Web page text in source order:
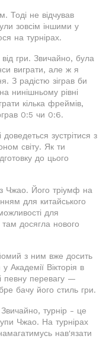
Тоді не відчував
зовсім іншими у
на турнірах.
гри. Звичайно, була
виграти, але ж я
З радістю зіграв би
нинішньому рівні
кілька фреймів,
0:5 чи 0:6.
зустрітися з
світу. Як ти
до цього
Чжао. Його тріумф на
для китайського
для
там досягла нового
з ним вже досить
Вікторія в
перевагу —
бачу його стиль гри.
турнір - це
Чжао. На турнірах
нав'язати